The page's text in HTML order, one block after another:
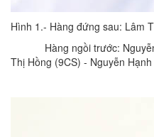
Hình 1.- Hàng đứng sau: Lâm
Hàng ngồi trước: Nguyễn
Thị Hồng (9CS) - Nguyễn